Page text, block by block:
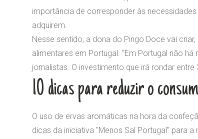
importância de corresponder às
adquirem.
Nesse sentido, a dona do Pingo Doce vai
alimentares em Portugal. "Em Portugal não
jornalistas. O investimento que irá rondar
10 dicas para reduzir o
O uso de ervas aromáticas na hora da
dicas da iniciativa "Menos Sal Portugal" para